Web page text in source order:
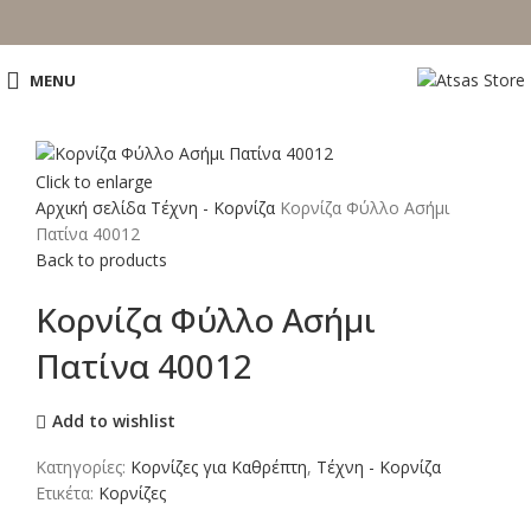
MENU
Click to enlarge
Αρχική σελίδα Τέχνη - Κορνίζα Κορνίζα Φύλλο Ασήμι
Πατίνα 40012
Back to products
Κορνίζα Φύλλο Ασήμι
Πατίνα 40012
Add to wishlist
Κατηγορίες: Κορνίζες για Καθρέπτη, Τέχνη - Κορνίζα
Ετικέτα: Κορνίζες